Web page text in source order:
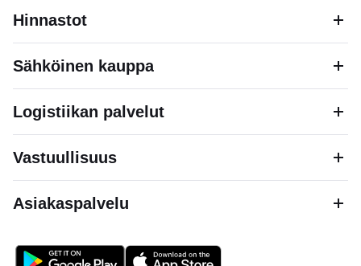
Hinnastot
Sähköinen kauppa
Logistiikan palvelut
Vastuullisuus
Asiakaspalvelu